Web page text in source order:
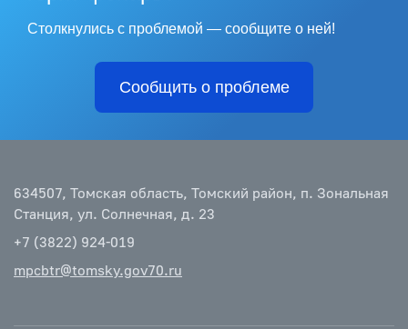
Столкнулись с проблемой — сообщите о ней!
Сообщить о проблеме
634507, Томская область, Томский район, п. Зональная
Станция, ул. Солнечная, д. 23
+7 (3822) 924-019
mpcbtr@tomsky.gov70.ru